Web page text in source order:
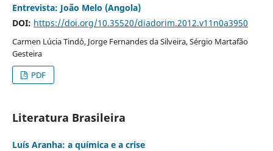
Entrevista: João Melo (Angola)
DOI: https://doi.org/10.35520/diadorim.2012.v11n0a3950
Carmen Lúcia Tindó, Jorge Fernandes da Silveira, Sérgio Martafão
Gesteira
PDF
Literatura Brasileira
Luís Aranha: a química e a crise